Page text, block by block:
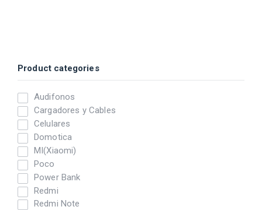
Product categories
Audifonos
Cargadores y Cables
Celulares
Domotica
MI(Xiaomi)
Poco
Power Bank
Redmi
Redmi Note